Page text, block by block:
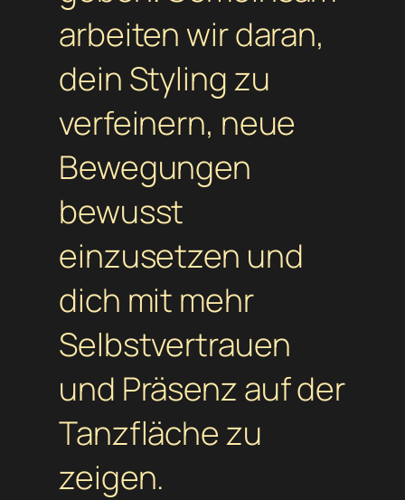
arbeiten wir daran,
dein Styling zu
verfeinern, neue
Bewegungen
bewusst
einzusetzen und
dich mit mehr
Selbstvertrauen
und Präsenz auf der
Tanzfläche zu
zeigen.